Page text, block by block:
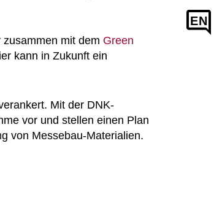
EN
mit dem Green
kann in Zukunft ein
Mit der DNK-
vor und stellen einen Plan
von Messebau-Materialien.